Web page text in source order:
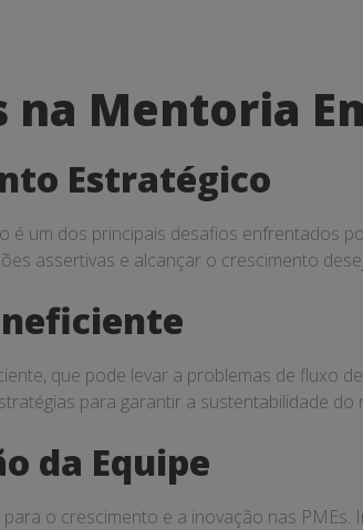
na Mentoria
Estratégico
é um dos principais desafios enfrentados
assertivas e alcançar o crescimento
que pode levar a problemas de fluxo
para garantir a sustentabilidade do
da Equipe
o crescimento e a inovação nas